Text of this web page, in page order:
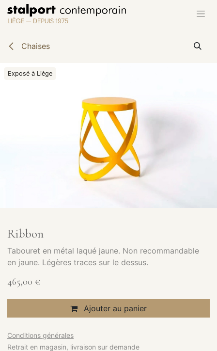
Se rendre au contenu
Chaises
Exposé à Liège
Ribbon
Tabouret en métal laqué jaune. Non recommandable
en jaune. Légères traces sur le dessus.
465,00 €
Ajouter au panier
Conditions générales
Retrait en magasin, livraison sur demande